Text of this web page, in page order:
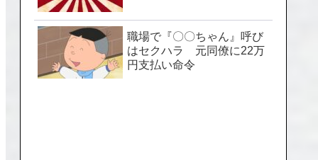
職場で『〇〇ちゃん』呼び
はセクハラ 元同僚に22万
円支払い命令